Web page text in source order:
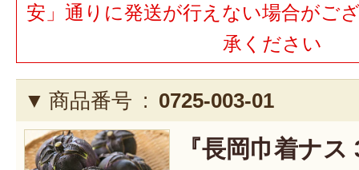
安」通りに発送が行えない場合がご
承ください
商品番号 : 0725-003-01
『長岡巾着ナ